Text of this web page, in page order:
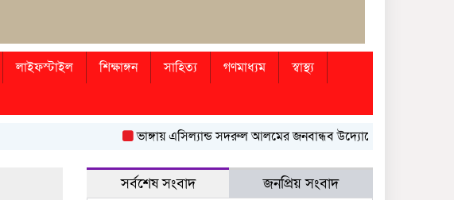
লাইফস্টাইল শিক্ষাঙ্গন সাহিত্য গণমাধ্যম
স্বাস্থ্য
ভাঙ্গায় এসিল্যান্ড সদরুল আলমের জনবান্ধব উদ্যোগে বদলে গেছে
সর্বশেষ সংবাদ জনপ্রিয় সংবাদ